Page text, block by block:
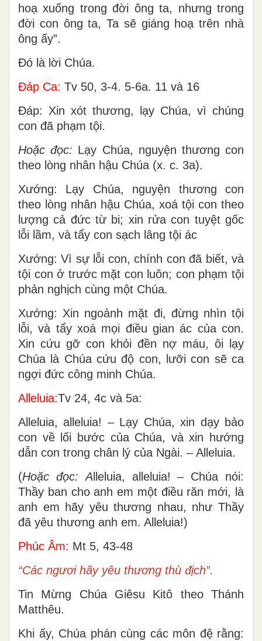
hoạ xuống trong đời ông ta, nhưng trong
đời con ông ta, Ta sẽ giáng hoạ trên nhà
ông ấy”.
Ðó là lời Chúa.
Ðáp Ca: Tv 50, 3-4. 5-6a. 11 và 16
Ðáp: Xin xót thương, lạy Chúa, vì chúng
con đã phạm tội.
Hoặc đọc: Lạy Chúa, nguyện thương con
theo lòng nhân hậu Chúa (x. c. 3a).
Xướng: Lạy Chúa, nguyện thương con
theo lòng nhân hậu Chúa, xoá tội con theo
lượng cả đức từ bi; xin rửa con tuyệt gốc
lỗi lầm, và tẩy con sạch lâng tội ác
Xướng: Vì sự lỗi con, chính con đã biết, và
tội con ở trước mặt con luôn; con phạm tội
phản nghịch cùng một Chúa.
Xướng: Xin ngoảnh mặt đi, đừng nhìn tội
lỗi, và tẩy xoá mọi điều gian ác của con.
Xin cứu gỡ con khỏi đền nợ máu, ôi lạy
Chúa là Chúa cứu độ con, lưỡi con sẽ ca
ngợi đức công minh Chúa.
Alleluia:Tv 24, 4c và 5a:
Alleluia, alleluia! – Lạy Chúa, xin dạy bảo
con về lối bước của Chúa, và xin hướng
dẫn con trong chân lý của Ngài. – Alleluia.
(Hoặc đọc: Alleluia, alleluia! – Chúa nói:
Thầy ban cho anh em một điều răn mới, là
anh em hãy yêu thương nhau, như Thầy
đã yêu thương anh em. Alleluia!)
Phúc Âm: Mt 5, 43-48
“Các ngươi hãy yêu thương thù địch”.
Tin Mừng Chúa Giêsu Kitô theo Thánh
Matthêu.
Khi ấy, Chúa phán cùng các môn đệ rằng: